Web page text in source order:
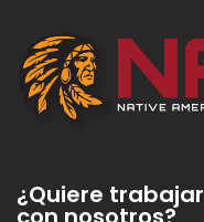
¿Quiere trabajar